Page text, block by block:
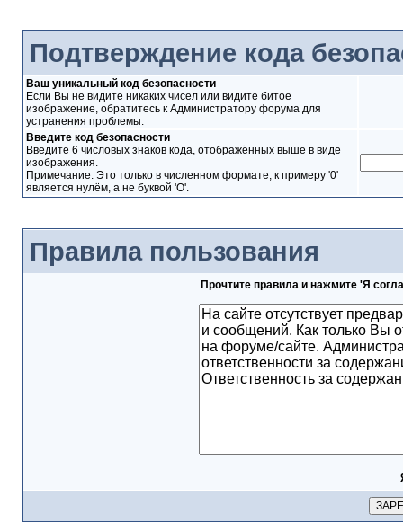
Подтверждение кода
Ваш уникальный код безопасности
Если Вы не видите никаких чисел или видите битое
изображение, обратитесь к Администратору форума для
устранения проблемы.
Введите код безопасности
Введите 6 числовых знаков кода, отображённых выше в виде
изображения.
Примечание: Это только в численном формате, к примеру '0'
является нулём, а не буквой 'O'.
Правила пользования
Прочтите правила и нажмите 'Я